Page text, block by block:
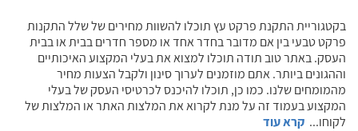
בקטגוריית התקנת פרקט עץ תוכלו להשוות מחירים של שלל התקנות
פרקט טבעי בין אם מדובר בחדר אחד או מספר חדרים בבית או בבית
העסק. באתר טוב תודה תוכלו למצוא את בעלי המקצוע האיכותיים
וההגונים ביותר. אתם מוזמנים לערוך סינון ולקבל הצעות מחיר
מהמומחים שלנו. כמו כן, תוכלו להיכנס לכרטיסי העסק של בעלי
המקצוע בעמוד זה על מנת לקרוא את המלצות האתר או המלצות של
לקוחו... קרא עוד